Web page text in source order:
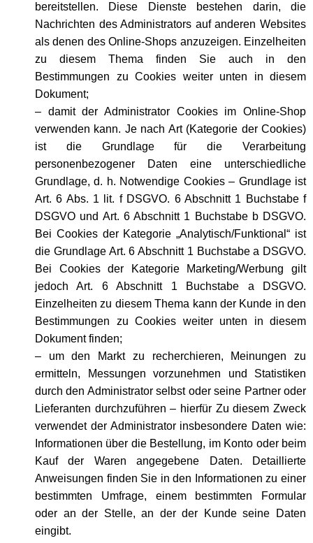
bereitstellen. Diese Dienste bestehen darin, die
Nachrichten des Administrators auf anderen Websites
als denen des Online-Shops anzuzeigen. Einzelheiten
zu diesem Thema finden Sie auch in den
Bestimmungen zu Cookies weiter unten in diesem
Dokument;
– damit der Administrator Cookies im Online-Shop
verwenden kann. Je nach Art (Kategorie der Cookies)
ist die Grundlage für die Verarbeitung
personenbezogener Daten eine unterschiedliche
Grundlage, d. h. Notwendige Cookies – Grundlage ist
Art. 6 Abs. 1 lit. f DSGVO. 6 Abschnitt 1 Buchstabe f
DSGVO und Art. 6 Abschnitt 1 Buchstabe b DSGVO.
Bei Cookies der Kategorie „Analytisch/Funktional“ ist
die Grundlage Art. 6 Abschnitt 1 Buchstabe a DSGVO.
Bei Cookies der Kategorie Marketing/Werbung gilt
jedoch Art. 6 Abschnitt 1 Buchstabe a DSGVO.
Einzelheiten zu diesem Thema kann der Kunde in den
Bestimmungen zu Cookies weiter unten in diesem
Dokument finden;
– um den Markt zu recherchieren, Meinungen zu
ermitteln, Messungen vorzunehmen und Statistiken
durch den Administrator selbst oder seine Partner oder
Lieferanten durchzuführen – hierfür Zu diesem Zweck
verwendet der Administrator insbesondere Daten wie:
Informationen über die Bestellung, im Konto oder beim
Kauf der Waren angegebene Daten. Detaillierte
Anweisungen finden Sie in den Informationen zu einer
bestimmten Umfrage, einem bestimmten Formular
oder an der Stelle, an der der Kunde seine Daten
eingibt.